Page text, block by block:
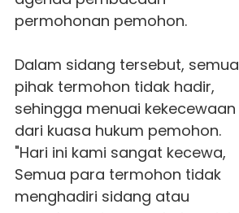
permohonan pemohon.
Dalam sidang tersebut, semua
pihak termohon tidak hadir,
sehingga menuai kekecewaan
dari kuasa hukum pemohon.
"Hari ini kami sangat kecewa,
Semua para termohon tidak
menghadiri sidang atau